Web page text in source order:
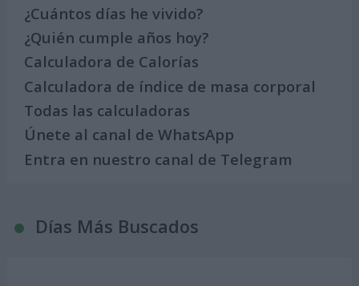
¿Cuántos días he vivido?
¿Quién cumple años hoy?
Calculadora de Calorías
Calculadora de índice de masa corporal
Todas las calculadoras
Únete al canal de WhatsApp
Entra en nuestro canal de Telegram
Días Más Buscados